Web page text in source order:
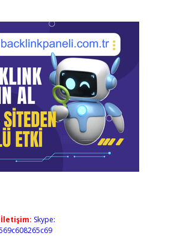
İletişim: Skype: